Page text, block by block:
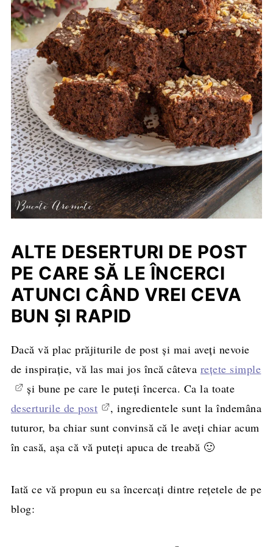
ALTE DESERTURI DE POST
PE CARE SĂ LE ÎNCERCI
ATUNCI CÂND VREI CEVA
BUN ȘI RAPID
Dacă vă plac prăjiturile de post și mai aveți nevoie
de inspirație, vă las mai jos încă câteva rețete simple
și bune pe care le puteți încerca. Ca la toate
deserturile de post
, ingredientele sunt la îndemâna
tuturor, ba chiar sunt convinsă că le aveți chiar acum
în casă, așa că vă puteți apuca de treabă 🙂
Iată ce vă propun eu sa încercați dintre rețetele de pe
blog: